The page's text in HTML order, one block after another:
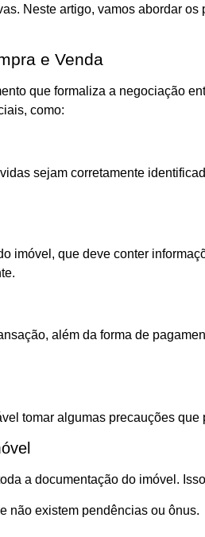
Neste artigo, vamos abordar
e Venda
que formaliza a negociação
como:
sejam corretamente
imóvel, que deve conter
além da forma de
tomar algumas precauções
a documentação do imóvel.
não existem pendências ou ônus.